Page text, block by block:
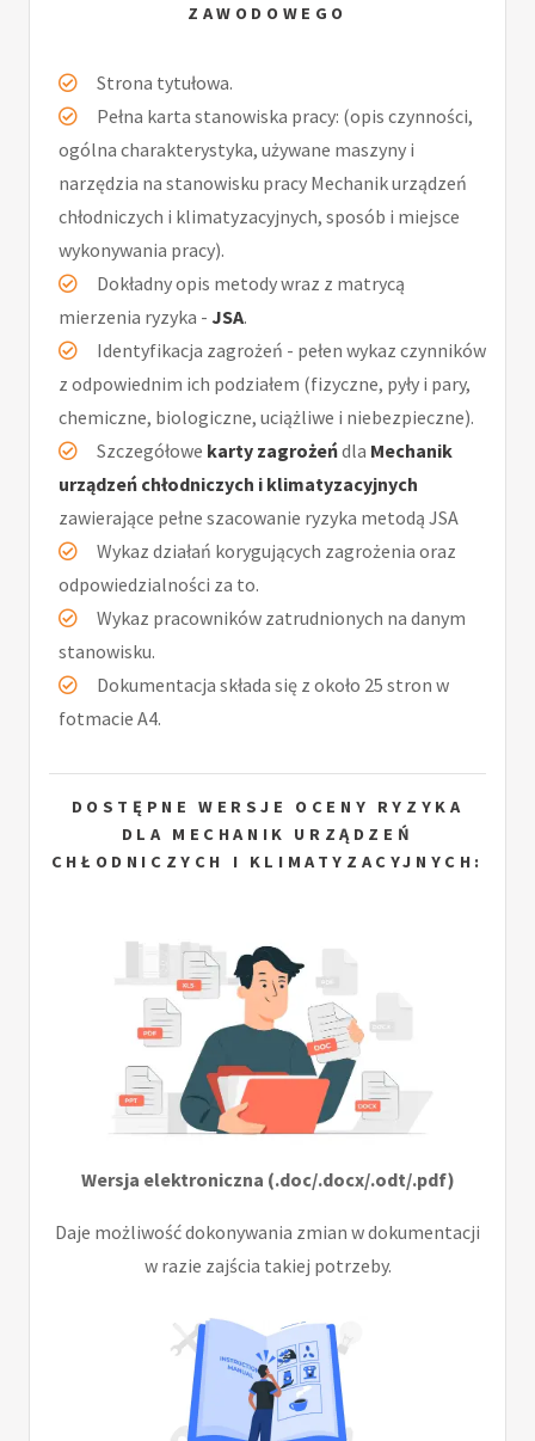
ZAWODOWEGO
Strona tytułowa.
Pełna karta stanowiska pracy: (opis czynności,
ogólna charakterystyka, używane maszyny i
narzędzia na stanowisku pracy Mechanik urządzeń
chłodniczych i klimatyzacyjnych, sposób i miejsce
wykonywania pracy).
Dokładny opis metody wraz z matrycą
mierzenia ryzyka - JSA.
Identyfikacja zagrożeń - pełen wykaz czynników
z odpowiednim ich podziałem (fizyczne, pyły i pary,
chemiczne, biologiczne, uciążliwe i niebezpieczne).
Szczegółowe karty zagrożeńdla Mechanik
urządzeń chłodniczych i klimatyzacyjnych
zawierające pełne szacowanie ryzyka metodą JSA
Wykaz działań korygujących zagrożenia oraz
odpowiedzialności za to.
Wykaz pracowników zatrudnionych na danym
stanowisku.
Dokumentacja składa się z około 25 stron w
fotmacie A4.
DOSTĘPNE WERSJE OCENY RYZYKA
DLA MECHANIK URZĄDZEŃ
CHŁODNICZYCH I KLIMATYZACYJNYCH:
Wersja elektroniczna (.doc/.docx/.odt/.pdf)
Daje możliwość dokonywania zmian w dokumentacji
w razie zajścia takiej potrzeby.